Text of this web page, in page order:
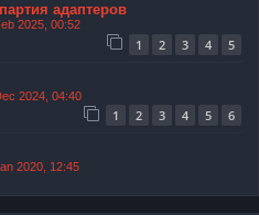
адаптеров
2025, 00:52
1 2 3 4 5
2024, 04:40
1 2 3 4 5 6
2020, 12:45